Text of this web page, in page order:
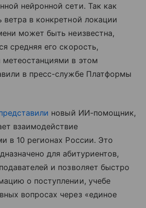
нейронной сети. Так как
ветра в конкретной локации
может быть неизвестна,
средняя его скорость,
метеостанциями в этом
в пресс-службе Платформы
новый ИИ-помощник,
взаимодействие
в 10 регионах России. Это
для абитуриентов,
и позволяет быстро
о поступлении, учебе
вопросах через «единое